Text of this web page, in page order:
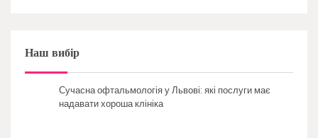
Наш вибір
Сучасна офтальмологія у Львові: які послуги має
надавати хороша клініка